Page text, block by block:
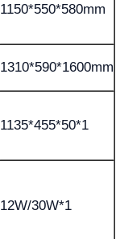
1150*550*580mm
1310*590*1600mm
1135*455*50*1
12W/30W*1